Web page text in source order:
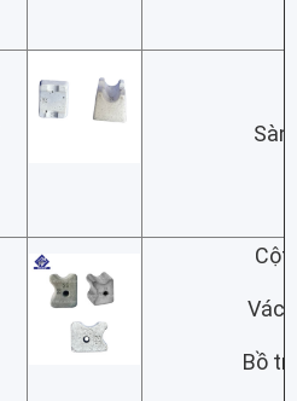
Sàn
Cột
Vách
Bồ